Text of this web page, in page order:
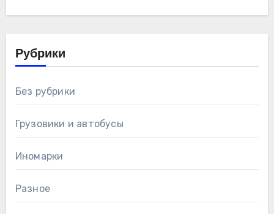
Рубрики
Без рубрики
Грузовики и автобусы
Иномарки
Разное